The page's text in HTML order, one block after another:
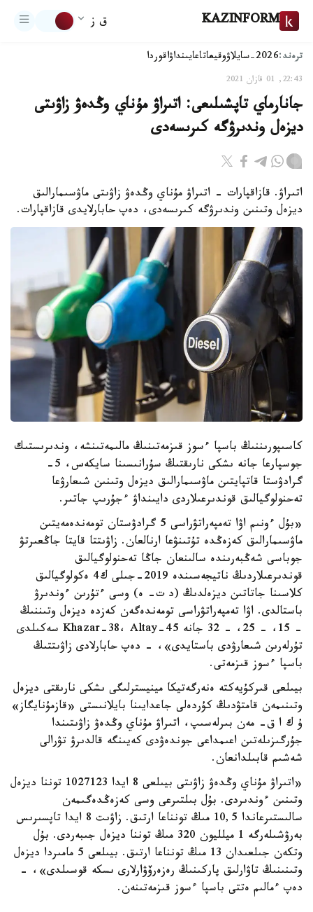
KAZINFORM ق ز
ترەند:2026-سايلاۋ وقيعاتاعايىنداۋاقوردا
22:43, 01 قازان 2021
جانارماي تاپشىلىعى: اتىراۋ مۇناي وڭدەۋ زاۋىتى
ديزەل وندىرۋگە كىرىسەدى
اتىراۋ. قازاقپارات - اتىراۋ مۇناي وڭدەۋ زاۋىتى ماۋسىمارالىق
ديزەل وتىنىن وندىرۋگە كىرىسەدى، دەپ حابارلايدى قازاقپارات.
كاسىپورىننىڭ باسپا ءسوز قىزمەتىنىڭ مالىمەتىنشە، وندىرىستىك
جوسپارعا جانە ىشكى نارىقتىڭ سۇرانىسىنا سايكەس، 5-
گرادۋستا قاتپايتىن ماۋسىمارالىق ديزەل وتىنىن شىعارۋعا
تەحنولوگيالىق قوندىرعىلاردى دايىنداۋ ءجۇرىپ جاتىر.
«بۇل ءونىم اۋا تەمپەراتۋراسى 5 گرادۋستان تومەندەمەيتىن
ماۋسىمارالىق كەزەڭدە تۇتىنۋعا ارنالعان. زاۋىتتا قايتا جاڭعىرتۋ
جوباسى شەڭبەرىندە سالىنعان جاڭا تەحنولوگيالىق
قوندىرعىلاردىڭ ناتيجەسىندە 2019-جىلى ك4 ەكولوگيالىق
كلاسىنا جاتاتىن ديزەلدىڭ (د ت- ە) وسى ءتۇرىن ءوندىرۋ
باستالدى. اۋا تەمپەراتۋراسى تومەندەگەن كەزدە ديزەل وتىننىڭ
- 15، - 25، - 32 جانە Khazar-38، Altay-45 سەكىلدى
تۇرلەرىن شىعارۋدى باستايدى»، - دەپ حابارلادى زاۋىتتىڭ
باسپا ءسوز قىزمەتى.
بيىلعى قىركۇيەكتە ەنەرگەتيكا مينيسترلىگى ىشكى نارىقتى ديزەل
وتىنىمەن قامتۋدىڭ كۇردەلى جاعدايىنا بايلانىستى «قازمۇنايگاز»
ۇ ك ا ق- مەن بىرلەسىپ، اتىراۋ مۇناي وڭدەۋ زاۋىتىندا
جۇرگىزىلەتىن اعىمداعى جوندەۋدى كەيىنگە قالدىرۋ تۋرالى
شەشىم قابىلدانعان.
«اتىراۋ مۇناي وڭدەۋ زاۋىتى بيىلعى 8 ايدا 1027123 توننا ديزەل
وتىنىن ءوندىردى. بۇل بىلتىرعى وسى كەزەڭدەگىمەن
سالىستىرعاندا 10,5 مىڭ تونناعا ارتىق. زاۋىت 8 ايدا تاپسىرىس
بەرۋشىلەرگە 1 ميلليون 320 مىڭ توننا ديزەل جىبەردى. بۇل
وتكەن جىلعىدان 13 مىڭ تونناعا ارتىق. بيىلعى 5 مامىردا ديزەل
وتىنىنىڭ تاۋارلىق پاركىنىڭ رەزەرۆۋارلارى ىسكە قوسىلدى»، -
دەپ ءمالىم ەتتى باسپا ءسوز قىزمەتىنەن.